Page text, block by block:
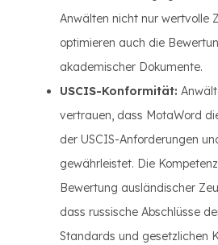
Anwälten nicht nur wertvolle
optimieren auch die
akademischer Dokumente.
USCIS-Konformität:
vertrauen, dass MotaWord
der USCIS-Anforderungen
gewährleistet. Die
Bewertung ausländischer
dass russische Abschlüsse
Standards und gesetzlichen